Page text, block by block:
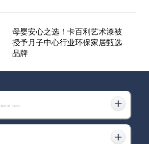
母婴安心之选！卡百利艺术漆被
授予月子中心行业环保家居甄选
品牌
ABOUT KABEL